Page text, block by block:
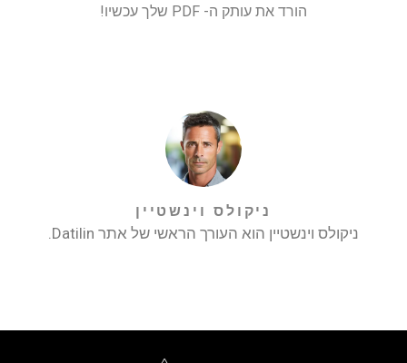
הורד את עותק ה- PDF שלך עכשיו!
ניקולס וינשטיין
ניקולס וינשטיין הוא העורך הראשי של אתר Datilin.